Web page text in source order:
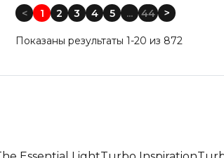
Год выпуска: Больше
Пробег: Меньше
Пробег: Больше
< 1 2 3 4 5 ... 44 <
Показаны результаты 1-20 из 872